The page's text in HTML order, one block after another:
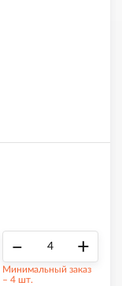
– +
Минимальный заказ
– 4 шт.